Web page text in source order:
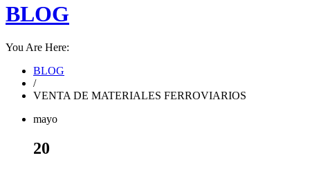
BLOG
You Are Here:
BLOG
/
VENTA DE MATERIALES FERROVIARIOS
mayo
20